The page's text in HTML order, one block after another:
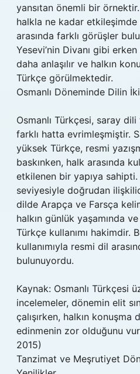
yansıtan önemli bir
halkla ne kadar
arasında farklı görüşler
Yesevi’nin Divanı gibi
daha anlaşılır ve halkın
Türkçe görülmektedir.
Osmanlı Döneminde Dilin
Osmanlı Türkçesi, saray
farklı hatta evrimleşmiştir.
yüksek Türkçe, resmi
baskınken, halk arasında
etkilenen bir yapıya
seviyesiyle doğrudan
dilde Arapça ve Farsça
halkın günlük yaşamında
Türkçe kullanımı hakimdir.
kullanımıyla resmi dil
bulunuyordu.
Kaynak: Osmanlı Türkçesi
incelemeler, dönemin elit
çalışırken, halkın
edinmenin zor olduğunu
2015)
Tanzimat ve Meşrutiyet